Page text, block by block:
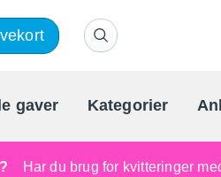
gaver Kategorier
Har du brug for kvitteringer